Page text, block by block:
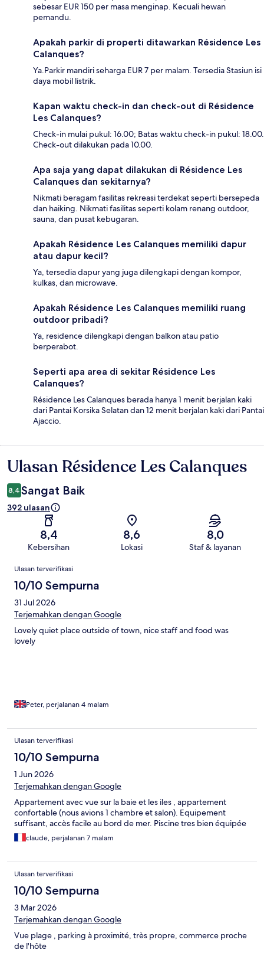
sebesar EUR 150 per masa menginap. Kecuali hewan
pemandu.
Apakah parkir di properti ditawarkan Résidence Les
Calanques?
Ya.Parkir mandiri seharga EUR 7 per malam. Tersedia Stasiun isi
daya mobil listrik.
Kapan waktu check-in dan check-out di Résidence
Les Calanques?
Check-in mulai pukul: 16.00; Batas waktu check-in pukul: 18.00.
Check-out dilakukan pada 10.00.
Apa saja yang dapat dilakukan di Résidence Les
Calanques dan sekitarnya?
Nikmati beragam fasilitas rekreasi terdekat seperti bersepeda
dan haiking. Nikmati fasilitas seperti kolam renang outdoor,
sauna, dan pusat kebugaran.
Apakah Résidence Les Calanques memiliki dapur
atau dapur kecil?
Ya, tersedia dapur yang juga dilengkapi dengan kompor,
kulkas, dan microwave.
Apakah Résidence Les Calanques memiliki ruang
outdoor pribadi?
Ya, residence dilengkapi dengan balkon atau patio
berperabot.
Seperti apa area di sekitar Résidence Les
Calanques?
Résidence Les Calanques berada hanya 1 menit berjalan kaki
dari Pantai Korsika Selatan dan 12 menit berjalan kaki dari Pantai
Ajaccio.
Ulasan
Ulasan Résidence Les Calanques
8,4 Sangat Baik
392 ulasan
8,4
Kebersihan
8,6
Lokasi
8,0
Staf & layanan
Ulasan
Ulasan terverifikasi
10/10 Sempurna
31 Jul 2026
Terjemahkan dengan Google
Lovely quiet place outside of town, nice staff and food was
lovely
Peter, perjalanan 4 malam
Ulasan terverifikasi
10/10 Sempurna
1 Jun 2026
Terjemahkan dengan Google
Appartement avec vue sur la baie et les iles , appartement
confortable (nous avions 1 chambre et salon). Equipement
suffisant, accès facile au bord de mer. Piscine tres bien équipée
claude, perjalanan 7 malam
Ulasan terverifikasi
10/10 Sempurna
3 Mar 2026
Terjemahkan dengan Google
Vue plage , parking à proximité, très propre, commerce proche
de l'hôte